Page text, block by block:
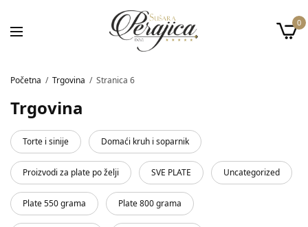
0
Početna / Trgovina / Stranica 6
Trgovina
Torte i sinije Domaći kruh i soparnik
Proizvodi za plate po želji SVE PLATE Uncategorized
Plate 550 grama Plate 800 grama